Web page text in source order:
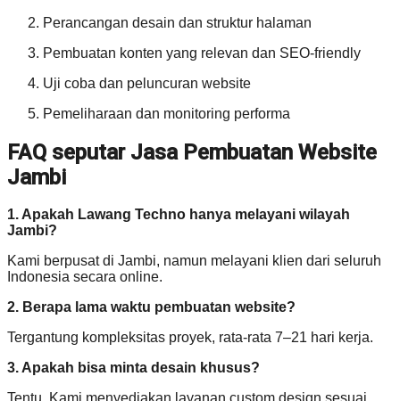
Perancangan desain dan struktur halaman
Pembuatan konten yang relevan dan SEO-friendly
Uji coba dan peluncuran website
Pemeliharaan dan monitoring performa
FAQ seputar Jasa Pembuatan Website
Jambi
1. Apakah Lawang Techno hanya melayani wilayah
Jambi?
Kami berpusat di Jambi, namun melayani klien dari seluruh
Indonesia secara online.
2. Berapa lama waktu pembuatan website?
Tergantung kompleksitas proyek, rata-rata 7–21 hari kerja.
3. Apakah bisa minta desain khusus?